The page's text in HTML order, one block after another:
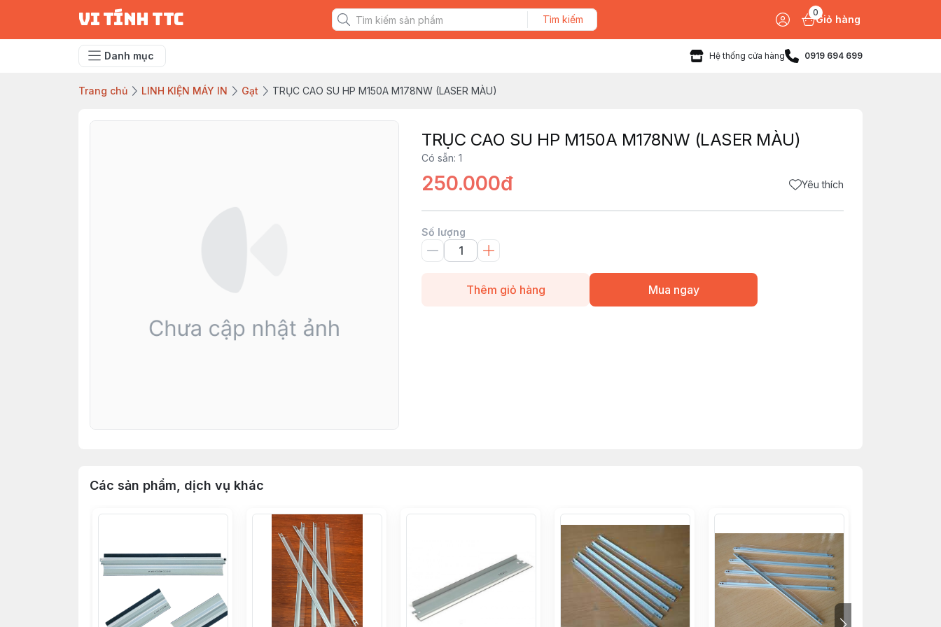
vi tính ttc Tìm kiếm
0
Giỏ hàng
Danh mục Hệ thống cửa hàng 0919 694 699
Trang chủ LINH KIỆN MÁY IN Gạt TRỤC CAO SU HP M150A M178NW (LASER MÀU)
TRỤC CAO SU HP M150A M178NW (LASER MÀU)
Có sẵn: 1
250.000đ Yêu thích
Số lượng
Thêm giỏ hàng Mua ngay
Các sản phẩm, dịch vụ khác